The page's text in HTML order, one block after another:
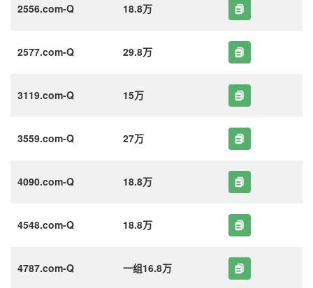
2556.com-Q 18.8万
2577.com-Q 29.8万
3119.com-Q 15万
3559.com-Q 27万
4090.com-Q 18.8万
4548.com-Q 18.8万
4787.com-Q 一组16.8万